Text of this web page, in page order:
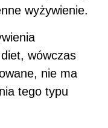
wyżywienie.
wówczas
nie ma
tego typu